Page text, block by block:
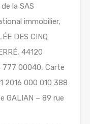
la SAS
immobilier,
DES CINQ
44120
777 00040, Carte
2016 000 010 388
GALIAN – 89 rue